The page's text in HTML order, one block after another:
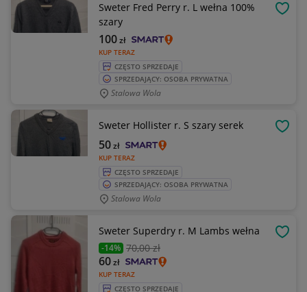
Sweter Fred Perry r. L wełna 100%
szary
KUP TERAZ
100zł
CZĘSTO SPRZEDAJE
SPRZEDAJĄCY: OSOBA PRYWATNA
Stalowa Wola
Sweter Hollister r. S szary serek
KUP TERAZ
50zł
CZĘSTO SPRZEDAJE
SPRZEDAJĄCY: OSOBA PRYWATNA
Stalowa Wola
Sweter Superdry r. M Lambs wełna
-14% 70,00 zł
KUP TERAZ
60zł
CZĘSTO SPRZEDAJE